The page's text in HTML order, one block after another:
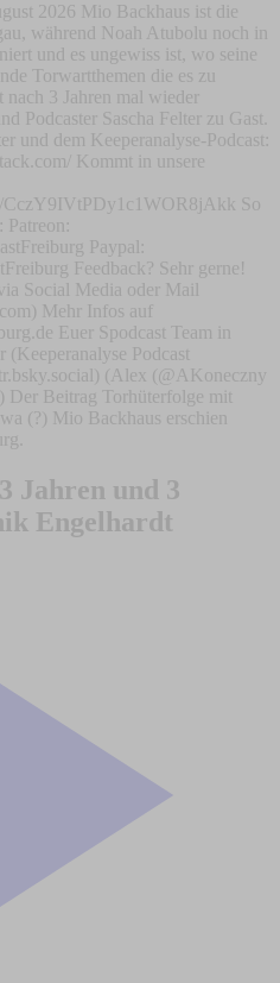
2026 Mio Backhaus ist die
während Noah Atubolu noch in
und es ungewiss ist, wo seine
Torwartthemen die es zu
3 Jahren mal wieder
Podcaster Sascha Felter zu Gast.
und dem Keeperanalyse-Podcast:
Kommt in unsere
CczY9IVtPDy1c1WOR8jAkk So
Paypal:
Feedback? Sehr gerne!
Social Media oder Mail
) Mehr Infos auf
Euer Spodcast Team in
(Keeperanalyse Podcast
(Alex (@AKoneczny
Der Beitrag Torhüterfolge mit
(?) Mio Backhaus erschien
Jahren und 3
Engelhardt